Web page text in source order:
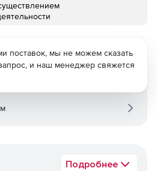
Подробнее
поставок, мы не можем сказать
и наш менеджер свяжется